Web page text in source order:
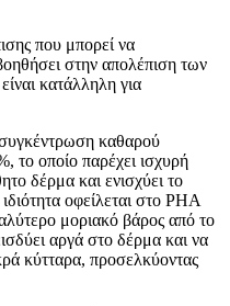
που μπορεί να
στην απολέπιση των
κατάλληλη για
καθαρού
το οποίο παρέχει ισχυρή
δέρμα και ενισχύει το
οφείλεται στο PHA
μοριακό βάρος από το
αργά στο δέρμα και να
κύτταρα, προσελκύοντας